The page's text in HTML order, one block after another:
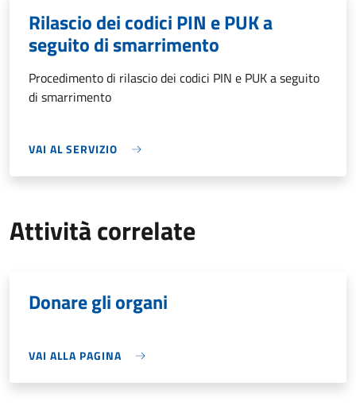
Rilascio dei codici PIN e PUK a
seguito di smarrimento
Procedimento di rilascio dei codici PIN e PUK a seguito
di smarrimento
VAI AL SERVIZIO
Attività correlate
Donare gli organi
VAI ALLA PAGINA